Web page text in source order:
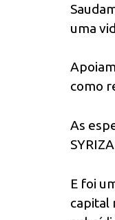
uma
como
As
E foi
capital